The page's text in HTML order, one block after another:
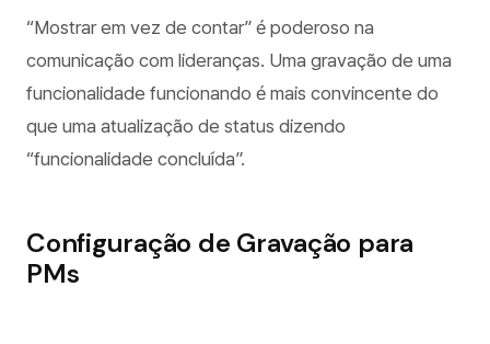
“Mostrar em vez de contar” é poderoso na
comunicação com lideranças. Uma gravação de uma
funcionalidade funcionando é mais convincente do
que uma atualização de status dizendo
“funcionalidade concluída”.
Configuração de Gravação para
PMs